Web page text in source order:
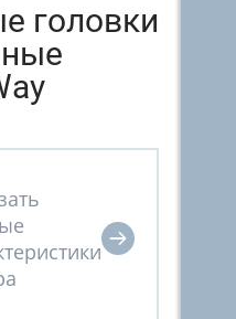
головки